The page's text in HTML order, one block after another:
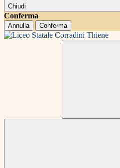
Chiudi
Conferma
Annulla Conferma